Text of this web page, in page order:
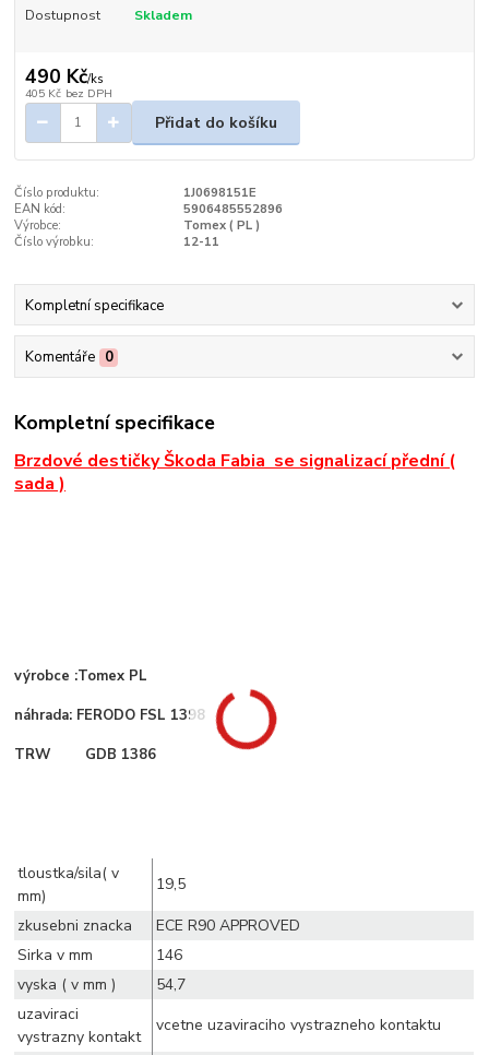
Dostupnost Skladem
490 Kč/ks
405 Kč bez DPH
Přidat do košíku
Číslo produktu:
1J0698151E
EAN kód:
5906485552896
Výrobce:
Tomex ( PL )
Číslo výrobku:
12-11
Kompletní specifikace
Komentáře 0
Kompletní specifikace
Brzdové destičky Škoda Fabia se signalizací přední (
sada )
výrobce :Tomex PL
náhrada: FERODO FSL 1398
TRW GDB 1386
tloustka/sila( v
mm)
19,5
zkusebni znacka
ECE R90 APPROVED
Sirka v mm
146
vyska ( v mm )
54,7
uzaviraci
vystrazny kontakt
vcetne uzaviraciho vystrazneho kontaktu